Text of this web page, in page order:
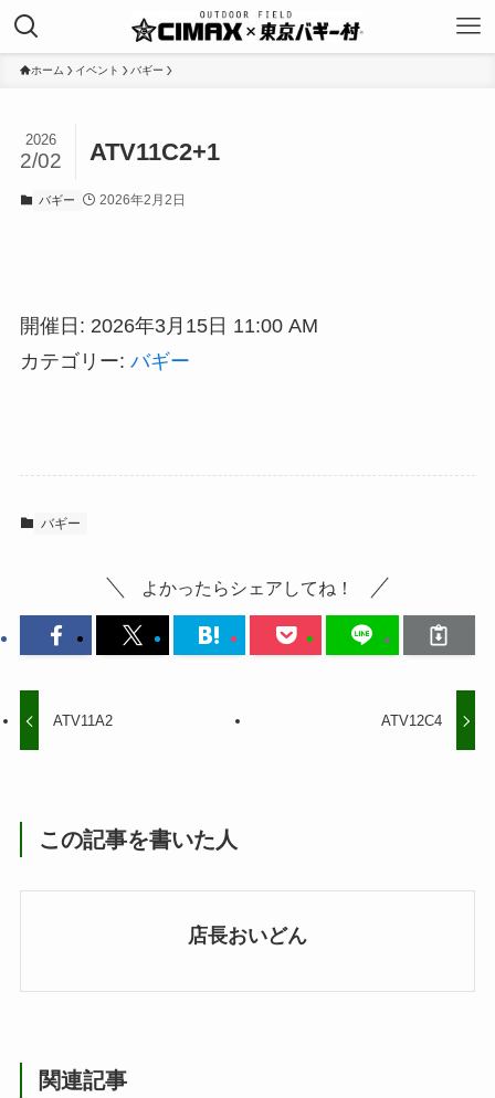
ホーム イベント バギー
ATV11C2+1
2026
2/02
バギー 2026年2月2日
開催日: 2026年3月15日 11:00 AM
カテゴリー: バギー
バギー
よかったらシェアしてね！
ATV11A2 ATV12C4
この記事を書いた人
店長おいどん
関連記事